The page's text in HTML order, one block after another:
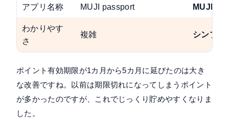
アプリ名称 MUJI passport MUJI ア
わかりやす
さ
複雑 シンプル
ポイント有効期限が1カ月から5カ月に延びたのは大き
な改善ですね。以前は期限切れになってしまうポイント
が多かったのですが、これでじっくり貯めやすくなりま
した。